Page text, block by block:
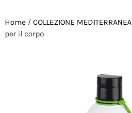
Home / COLLEZIONE MEDITERRANEA
per il corpo